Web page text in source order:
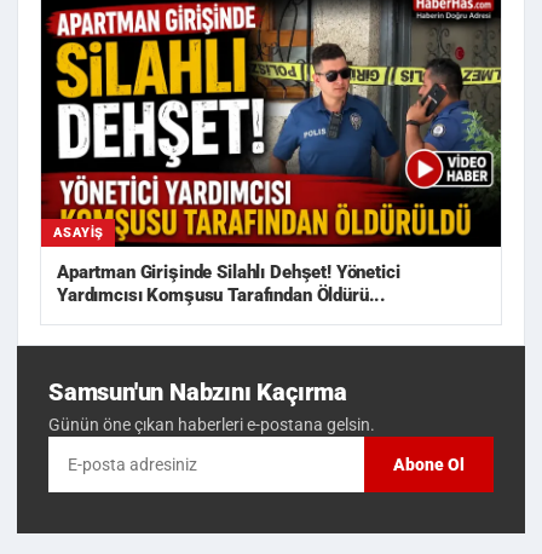
ASAYIŞ
Apartman Girişinde Silahlı Dehşet! Yönetici
Yardımcısı Komşusu Tarafından Öldürü...
Samsun'un Nabzını Kaçırma
Günün öne çıkan haberleri e-postana gelsin.
Abone Ol